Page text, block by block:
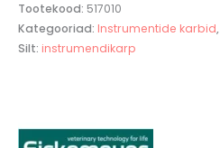
Tootekood: 517010
Kategooriad: Instrumentide karbid,
Silt: instrumendikarp